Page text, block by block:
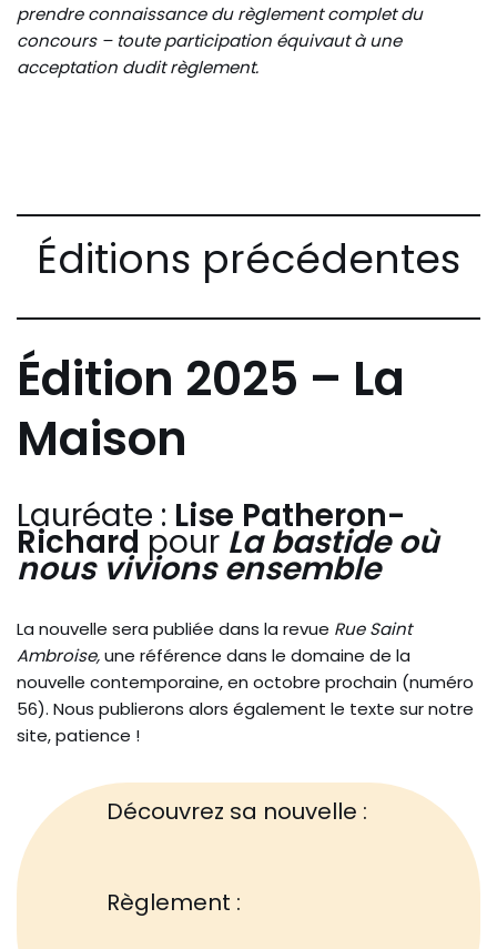
prendre connaissance du règlement complet du
concours – toute participation équivaut à une
acceptation dudit règlement.
Éditions précédentes
Édition 2025 – La
Maison
Lauréate : Lise Patheron-
Richard pour La bastide où
nous vivions ensemble
La nouvelle sera publiée dans la revue Rue Saint
Ambroise,une référence dans le domaine de la
nouvelle contemporaine, en octobre prochain (numéro
56). Nous publierons alors également le texte sur notre
site, patience !
Découvrez sa nouvelle :
Règlement :